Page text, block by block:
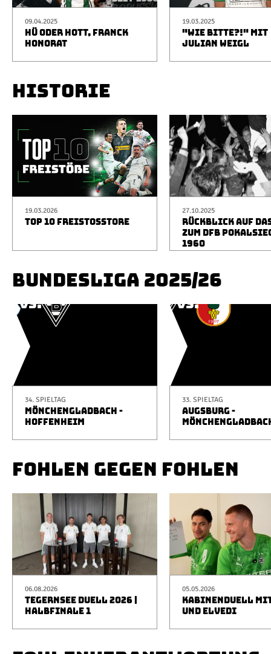
09.04.2025
HÜ ODER HOTT, FRANCK
HONORAT
19.03.2025
"WIE BITTE?!" MIT
JULIAN WEIGL
HISTORIE
19.03.2026
TOP 10 FREISTOSSTORE
27.10.2025
RÜCKBLICK AUF
ZUM DFB
1960
BUNDESLIGA 2025/26
34. SPIELTAG
MÖNCHENGLADBACH -
HOFFENHEIM
33. SPIELTAG
AUGSBURG -
FOHLEN GEGEN FOHLEN
06.08.2026
TEGERNSEE DUELL 2026 |
HALBFINALE 1
05.05.2026
KABINENDUELL
UND ELVEDI